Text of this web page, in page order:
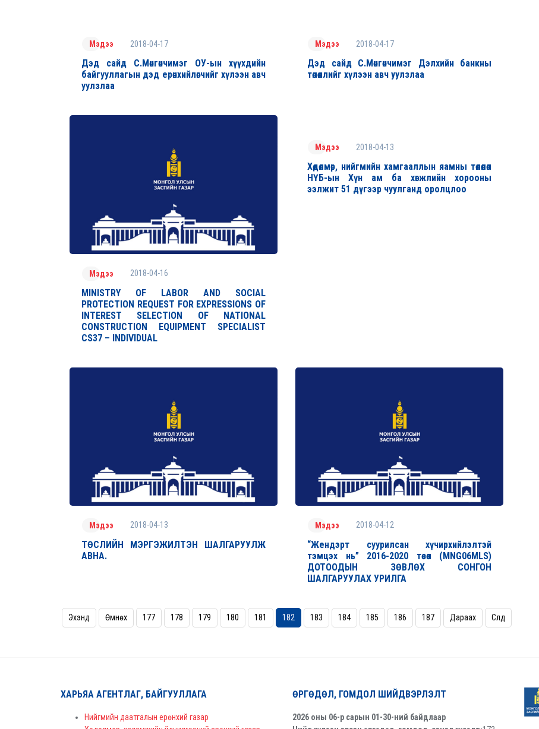
Мэдээ 2018-04-17
Дэд сайд С.Мөнгөнчимэг ОУ-ын хүүхдийн
байгууллагын дэд ерөнхийлөгчийг хүлээн авч
уулзлаа
Мэдээ 2018-04-17
Дэд сайд С.Мөнгөнчимэг Дэлхийн банкны
төлөөллийг хүлээн авч уулзлаа
Мэдээ 2018-04-16
MINISTRY OF LABOR AND SOCIAL
PROTECTION REQUEST FOR EXPRESSIONS OF
INTEREST SELECTION OF NATIONAL
CONSTRUCTION EQUIPMENT SPECIALIST
CS37 – INDIVIDUAL
Мэдээ 2018-04-13
Хөдөлмөр, нийгмийн хамгааллын яамны төлөөлөл
НҮБ-ын Хүн ам ба хөгжлийн хорооны
ээлжит 51 дүгээр чуулганд оролцлоо
Мэдээ 2018-04-13
ТӨСЛИЙН МЭРГЭЖИЛТЭН ШАЛГАРУУЛЖ
АВНА.
Мэдээ 2018-04-12
“Жендэрт суурилсан хүчирхийлэлтэй
тэмцэх нь” 2016-2020 төсөл (MNG06MLS)
ДОТООДЫН ЗӨВЛӨХ СОНГОН
ШАЛГАРУУЛАХ УРИЛГА
Эхэнд Өмнөх 177 178 179 180 181 182 183 184 185 186 187 Дараах Сүүлд
ХАРЬЯА АГЕНТЛАГ, БАЙГУУЛЛАГА
Нийгмийн даатгалын ерөнхий газар
ӨРГӨДӨЛ, ГОМДОЛ ШИЙДВЭРЛЭЛТ
2026 оны 06-р сарын 01-30-ний байдлаар